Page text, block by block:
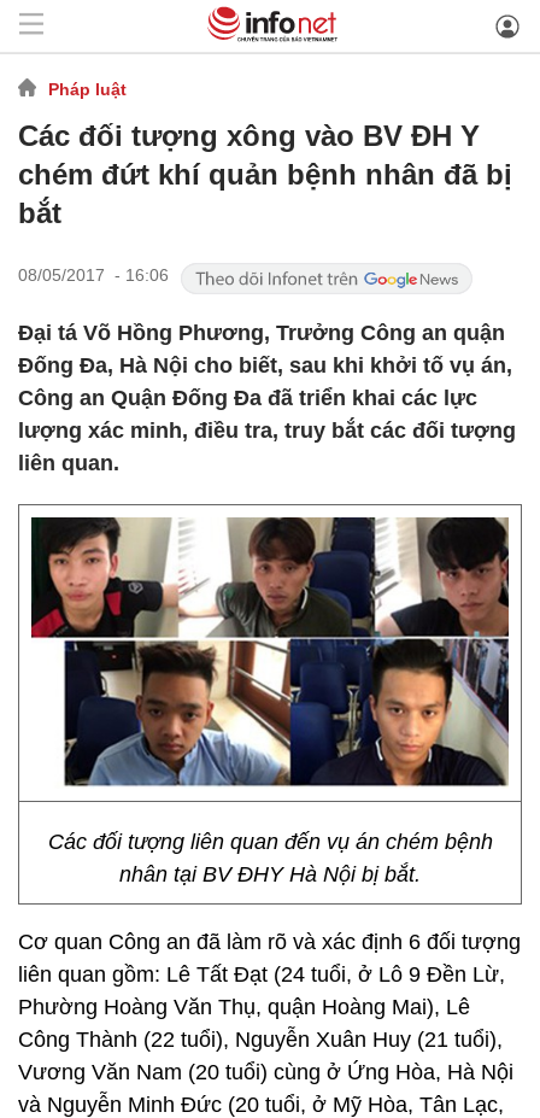
Pháp luật
Các đối tượng xông vào BV ĐH Y
chém đứt khí quản bệnh nhân đã bị
bắt
08/05/2017 - 16:06
Đại tá Võ Hồng Phương, Trưởng Công an quận
Đống Đa, Hà Nội cho biết, sau khi khởi tố vụ án,
Công an Quận Đống Đa đã triển khai các lực
lượng xác minh, điều tra, truy bắt các đối tượng
liên quan.
Các đối tượng liên quan đến vụ án chém bệnh
nhân tại BV ĐHY Hà Nội bị bắt.
Cơ quan Công an đã làm rõ và xác định 6 đối tượng
liên quan gồm: Lê Tất Đạt (24 tuổi, ở Lô 9 Đền Lừ,
Phường Hoàng Văn Thụ, quận Hoàng Mai), Lê
Công Thành (22 tuổi), Nguyễn Xuân Huy (21 tuổi),
Vương Văn Nam (20 tuổi) cùng ở Ứng Hòa, Hà Nội
và Nguyễn Minh Đức (20 tuổi, ở Mỹ Hòa, Tân Lạc,